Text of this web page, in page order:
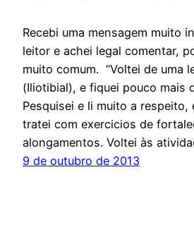
Recebi uma mensagem muito
leitor e achei legal comentar,
muito comum. “Voltei de uma
(Iliotibial), e fiquei pouco mais
Pesquisei e li muito a respeito,
tratei com exercicios de
alongamentos. Voltei às
9 de outubro de 2013